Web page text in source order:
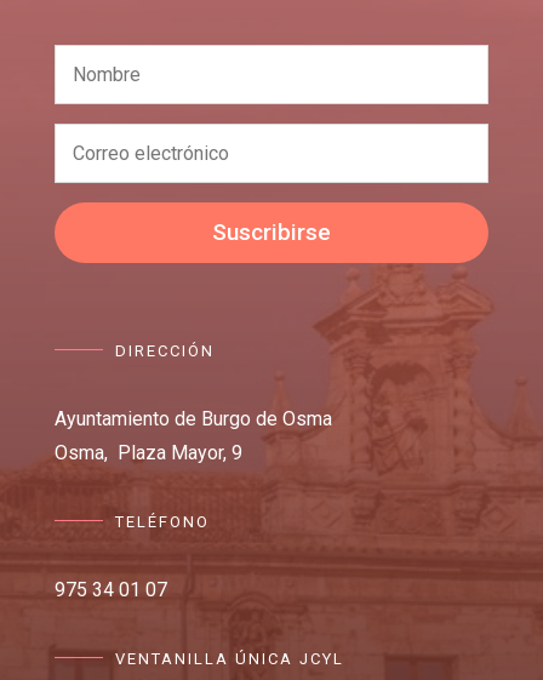
Suscribirse
DIRECCIÓN
Ayuntamiento de Burgo de Osma
Osma, Plaza Mayor, 9
TELÉFONO
975 34 01 07
VENTANILLA ÚNICA JCYL